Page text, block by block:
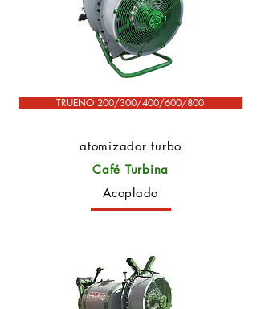
TRUENO 200/300/400/600/800
atomizador turbo
Café Turbina
Acoplado